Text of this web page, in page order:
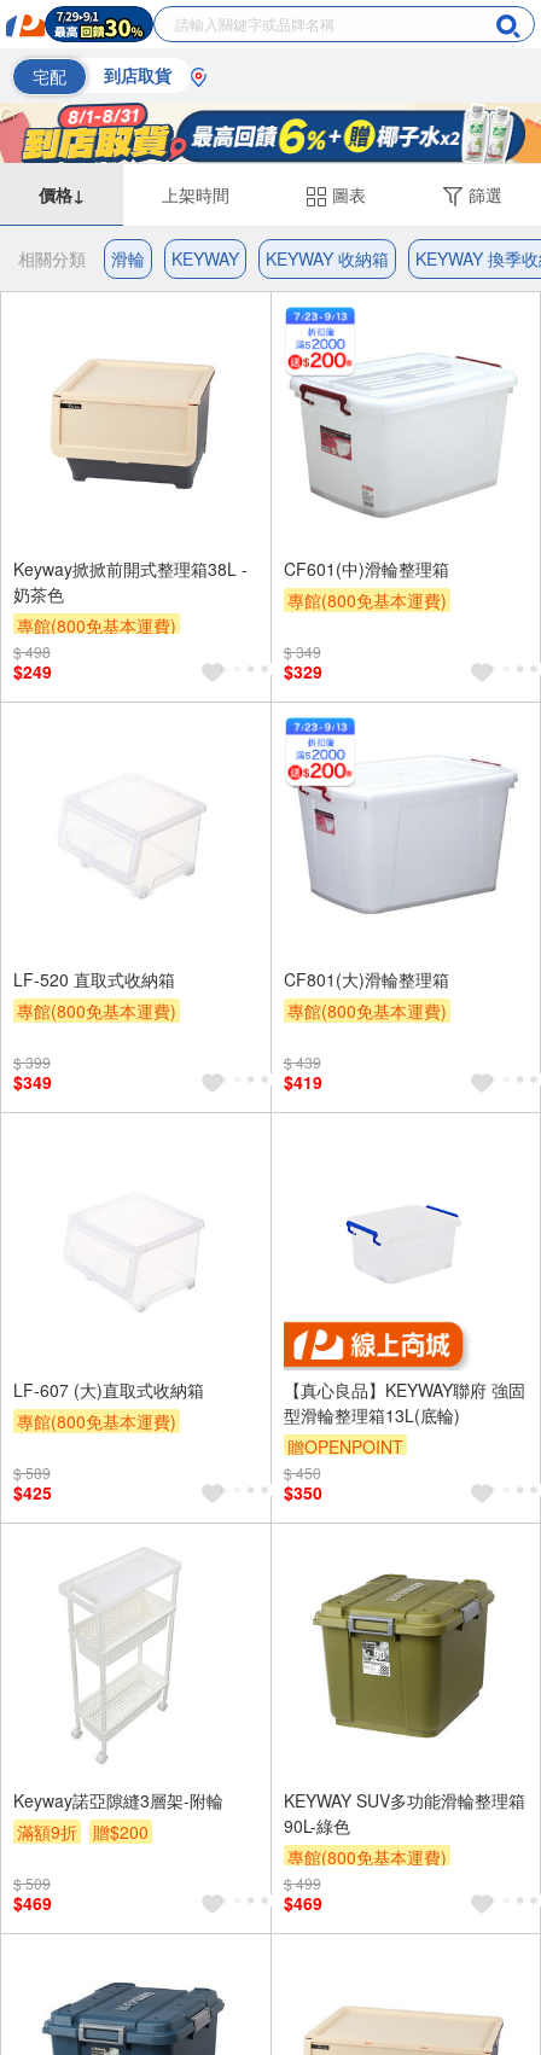
宅配 到店取貨
價格↓ 上架時間 圖表 篩選
相關分類 滑輪 KEYWAY KEYWAY 收納箱 KEYWAY 換季
Keyway掀掀前開式整理箱38L -
奶茶色
專館(800免基本運費)
滿額9折
$ 498
$249
CF601(中)滑輪整理箱
專館(800免基本運費)
$ 349
$329
LF-520 直取式收納箱
專館(800免基本運費)
$ 399
$349
CF801(大)滑輪整理箱
專館(800免基本運費)
$ 439
$419
LF-607 (大)直取式收納箱
專館(800免基本運費)
$ 589
$425
【真心良品】KEYWAY聯府 強固
型滑輪整理箱13L(底輪)
贈OPENPOINT
訂單滿1999享95折
$ 450
$350
Keyway諾亞隙縫3層架-附輪
滿額9折
贈$200
$ 509
$469
KEYWAY SUV多功能滑輪整理箱
90L-綠色
專館(800免基本運費)
滿額9折
$ 499
$469